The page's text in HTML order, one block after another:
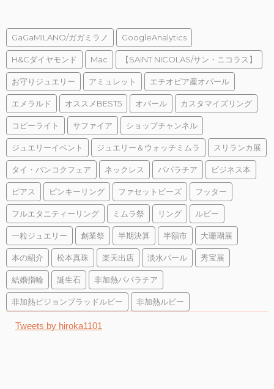
GaGaMILANO/ガガミラノ GoogleAnalytics
H&Cダイヤモンド Mac 【SAINT NICOLAS/サン・ニコラス】
お守りジュエリー アミュレット エチオピア産オパール
エメラルド オススメBEST5 オパール カスタマイズリング
コピーライト サファイア ショップチャンネル
ジュエリーイベント ジュエリー＆ウォッチミムラ スリランカ展
タイ・バンコクフェア ネックレス パパラチア ビジネス本
ピアス ピンキーリング ファセットビーズ フッター
フルエタニティーリング ミムラ祭 リング ルビー
一粒ジュエリー 創業祭 半期決算 半額市 大珊瑚展
本の紹介 松本真珠 楽天出店 淡水パール 秀宝展
結婚指輪 誕生石 非加熱パパラチア
非加熱ピジョンブラッドルビー 非加熱ルビー
Tweets by hiroka1101